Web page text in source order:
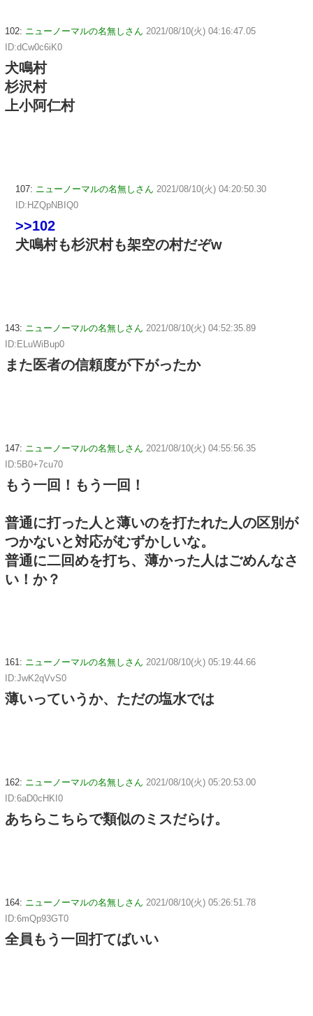
102: ニューノーマルの名無しさん 2021/08/10(火) 04:16:47.05
ID:dCw0c6iK0
犬鳴村
杉沢村
上小阿仁村
107: ニューノーマルの名無しさん 2021/08/10(火) 04:20:50.30
ID:HZQpNBIQ0
>>102
犬鳴村も杉沢村も架空の村だぞw
143: ニューノーマルの名無しさん 2021/08/10(火) 04:52:35.89
ID:ELuWiBup0
また医者の信頼度が下がったか
147: ニューノーマルの名無しさん 2021/08/10(火) 04:55:56.35
ID:5B0+7cu70
もう一回！もう一回！
普通に打った人と薄いのを打たれた人の区別が
つかないと対応がむずかしいな。
普通に二回めを打ち、薄かった人はごめんなさ
い！か？
161: ニューノーマルの名無しさん 2021/08/10(火) 05:19:44.66
ID:JwK2qVvS0
薄いっていうか、ただの塩水では
162: ニューノーマルの名無しさん 2021/08/10(火) 05:20:53.00
ID:6aD0cHKI0
あちらこちらで類似のミスだらけ。
164: ニューノーマルの名無しさん 2021/08/10(火) 05:26:51.78
ID:6mQp93GT0
全員もう一回打てばいい